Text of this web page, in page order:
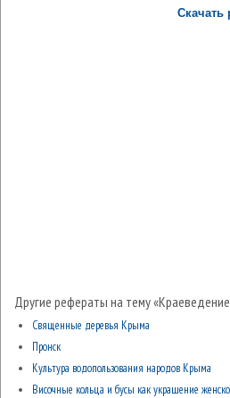
Скачать
Другие рефераты на тему
Священные деревья Крыма
Пронск
Культура водопользования народов Крыма
Височные кольца и бусы как украшение